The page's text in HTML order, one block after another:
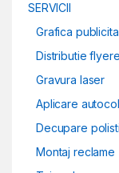
SERVICII
Grafica
Distributie flyere
Gravura laser
Aplicare
Decupare
Montaj reclame